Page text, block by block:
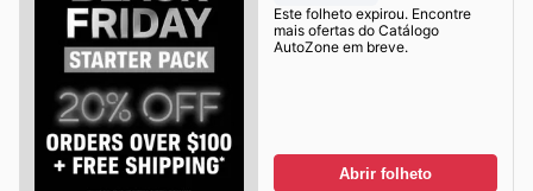
Este folheto expirou. Encontre
mais ofertas do Catálogo
AutoZone em breve.
Abrir folheto